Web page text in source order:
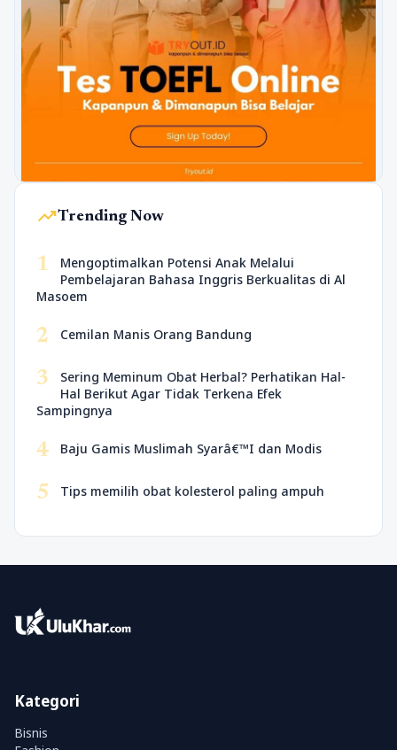
trending_upTrending Now
1
Mengoptimalkan Potensi Anak Melalui
Pembelajaran Bahasa Inggris Berkualitas di Al
Masoem
2 Cemilan Manis Orang Bandung
3
Sering Meminum Obat Herbal? Perhatikan Hal-
Hal Berikut Agar Tidak Terkena Efek
Sampingnya
4 Baju Gamis Muslimah Syarâ€™I dan Modis
5 Tips memilih obat kolesterol paling ampuh
Kategori
Bisnis